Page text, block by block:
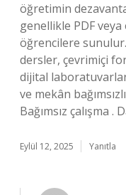
öğretimin
genellikle PDF
öğrencilere
dersler, çevrimiçi
dijital
ve mekân
Bağımsız çalışma
Eylül 12, 2025 Yanıtla